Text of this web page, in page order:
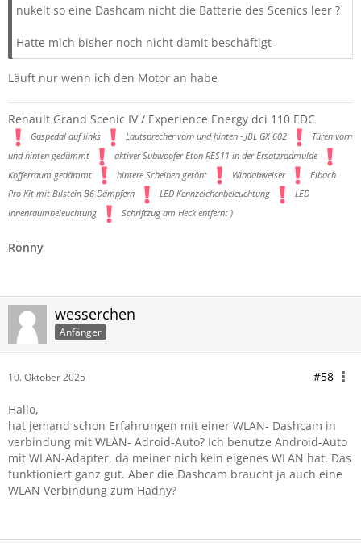
nukelt so eine Dashcam nicht die Batterie des Scenics leer ?
Hatte mich bisher noch nicht damit beschäftigt-
Läuft nur wenn ich den Motor an habe
Renault Grand Scenic IV / Experience Energy dci 110 EDC
Gaspedal auf links Lautsprecher vorn und hinten - JBL GX 602
Türen vorn
und hinten gedämmt
aktiver Subwoofer Eton RES11 in der Ersatzradmulde
Kofferraum gedämmt
hintere Scheiben getönt Windabweiser
Eibach
Pro-Kit mit Bilstein B6 Dämpfern
LED Kennzeichenbeleuchtung
LED
Innenraumbeleuchtung
Schriftzug am Heck entfernt )
Ronny
wesserchen
Anfänger
10. Oktober 2025 #58
Hallo,
hat jemand schon Erfahrungen mit einer WLAN- Dashcam in
verbindung mit WLAN- Adroid-Auto? Ich benutze Android-Auto
mit WLAN-Adapter, da meiner nich kein eigenes WLAN hat. Das
funktioniert ganz gut. Aber die Dashcam braucht ja auch eine
WLAN Verbindung zum Hadny?